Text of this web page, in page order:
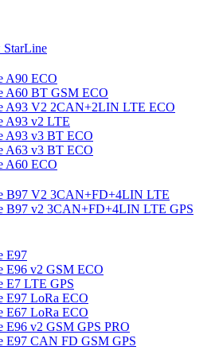
StarLine
A90 ECO
A60 BT GSM ECO
A93 V2 2CAN+2LIN LTE ECO
A93 v2 LTE
A93 v3 BT ECO
A63 v3 BT ECO
A60 ECO
B97 V2 3CAN+FD+4LIN LTE
B97 v2 3CAN+FD+4LIN LTE GPS
E97
E96 v2 GSM ECO
E7 LTE GPS
E97 LoRa ECO
E67 LoRa ECO
E96 v2 GSM GPS PRO
E97 CAN FD GSM GPS